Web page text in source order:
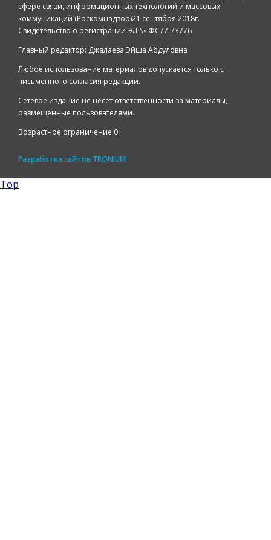
сфере связи, информационных технологий и массовых
коммуникаций (Роскомнадзор)21 сентября 2018г.
Свидетельство о регистрации ЭЛ № ФС77-73776
Главный редактор: Джалаева Эйша Абдуловна
Любое использование материалов допускается только с
письменного согласия редакции.
Сетевое издание не несет ответственности за материалы,
размещенные пользователями.
Возрастное ограничение 0+
Разработка сайтов TRONIUM
Top